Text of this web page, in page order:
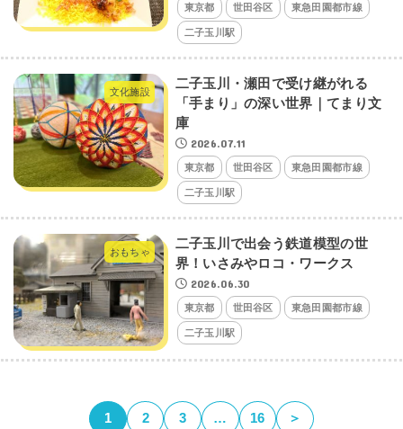
東京都 世田谷区 東急田園都市線
二子玉川駅
文化施設
二子玉川・瀬田で受け継がれる
「手まり」の深い世界｜てまり文
庫
2026.07.11
東京都 世田谷区 東急田園都市線
二子玉川駅
おもちゃ
二子玉川で出会う鉄道模型の世
界！いさみやロコ・ワークス
2026.06.30
東京都 世田谷区 東急田園都市線
二子玉川駅
1 2 3 … 16 ＞